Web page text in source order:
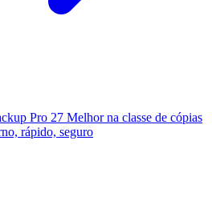
Pro 27 Melhor na classe de cópias
rápido, seguro